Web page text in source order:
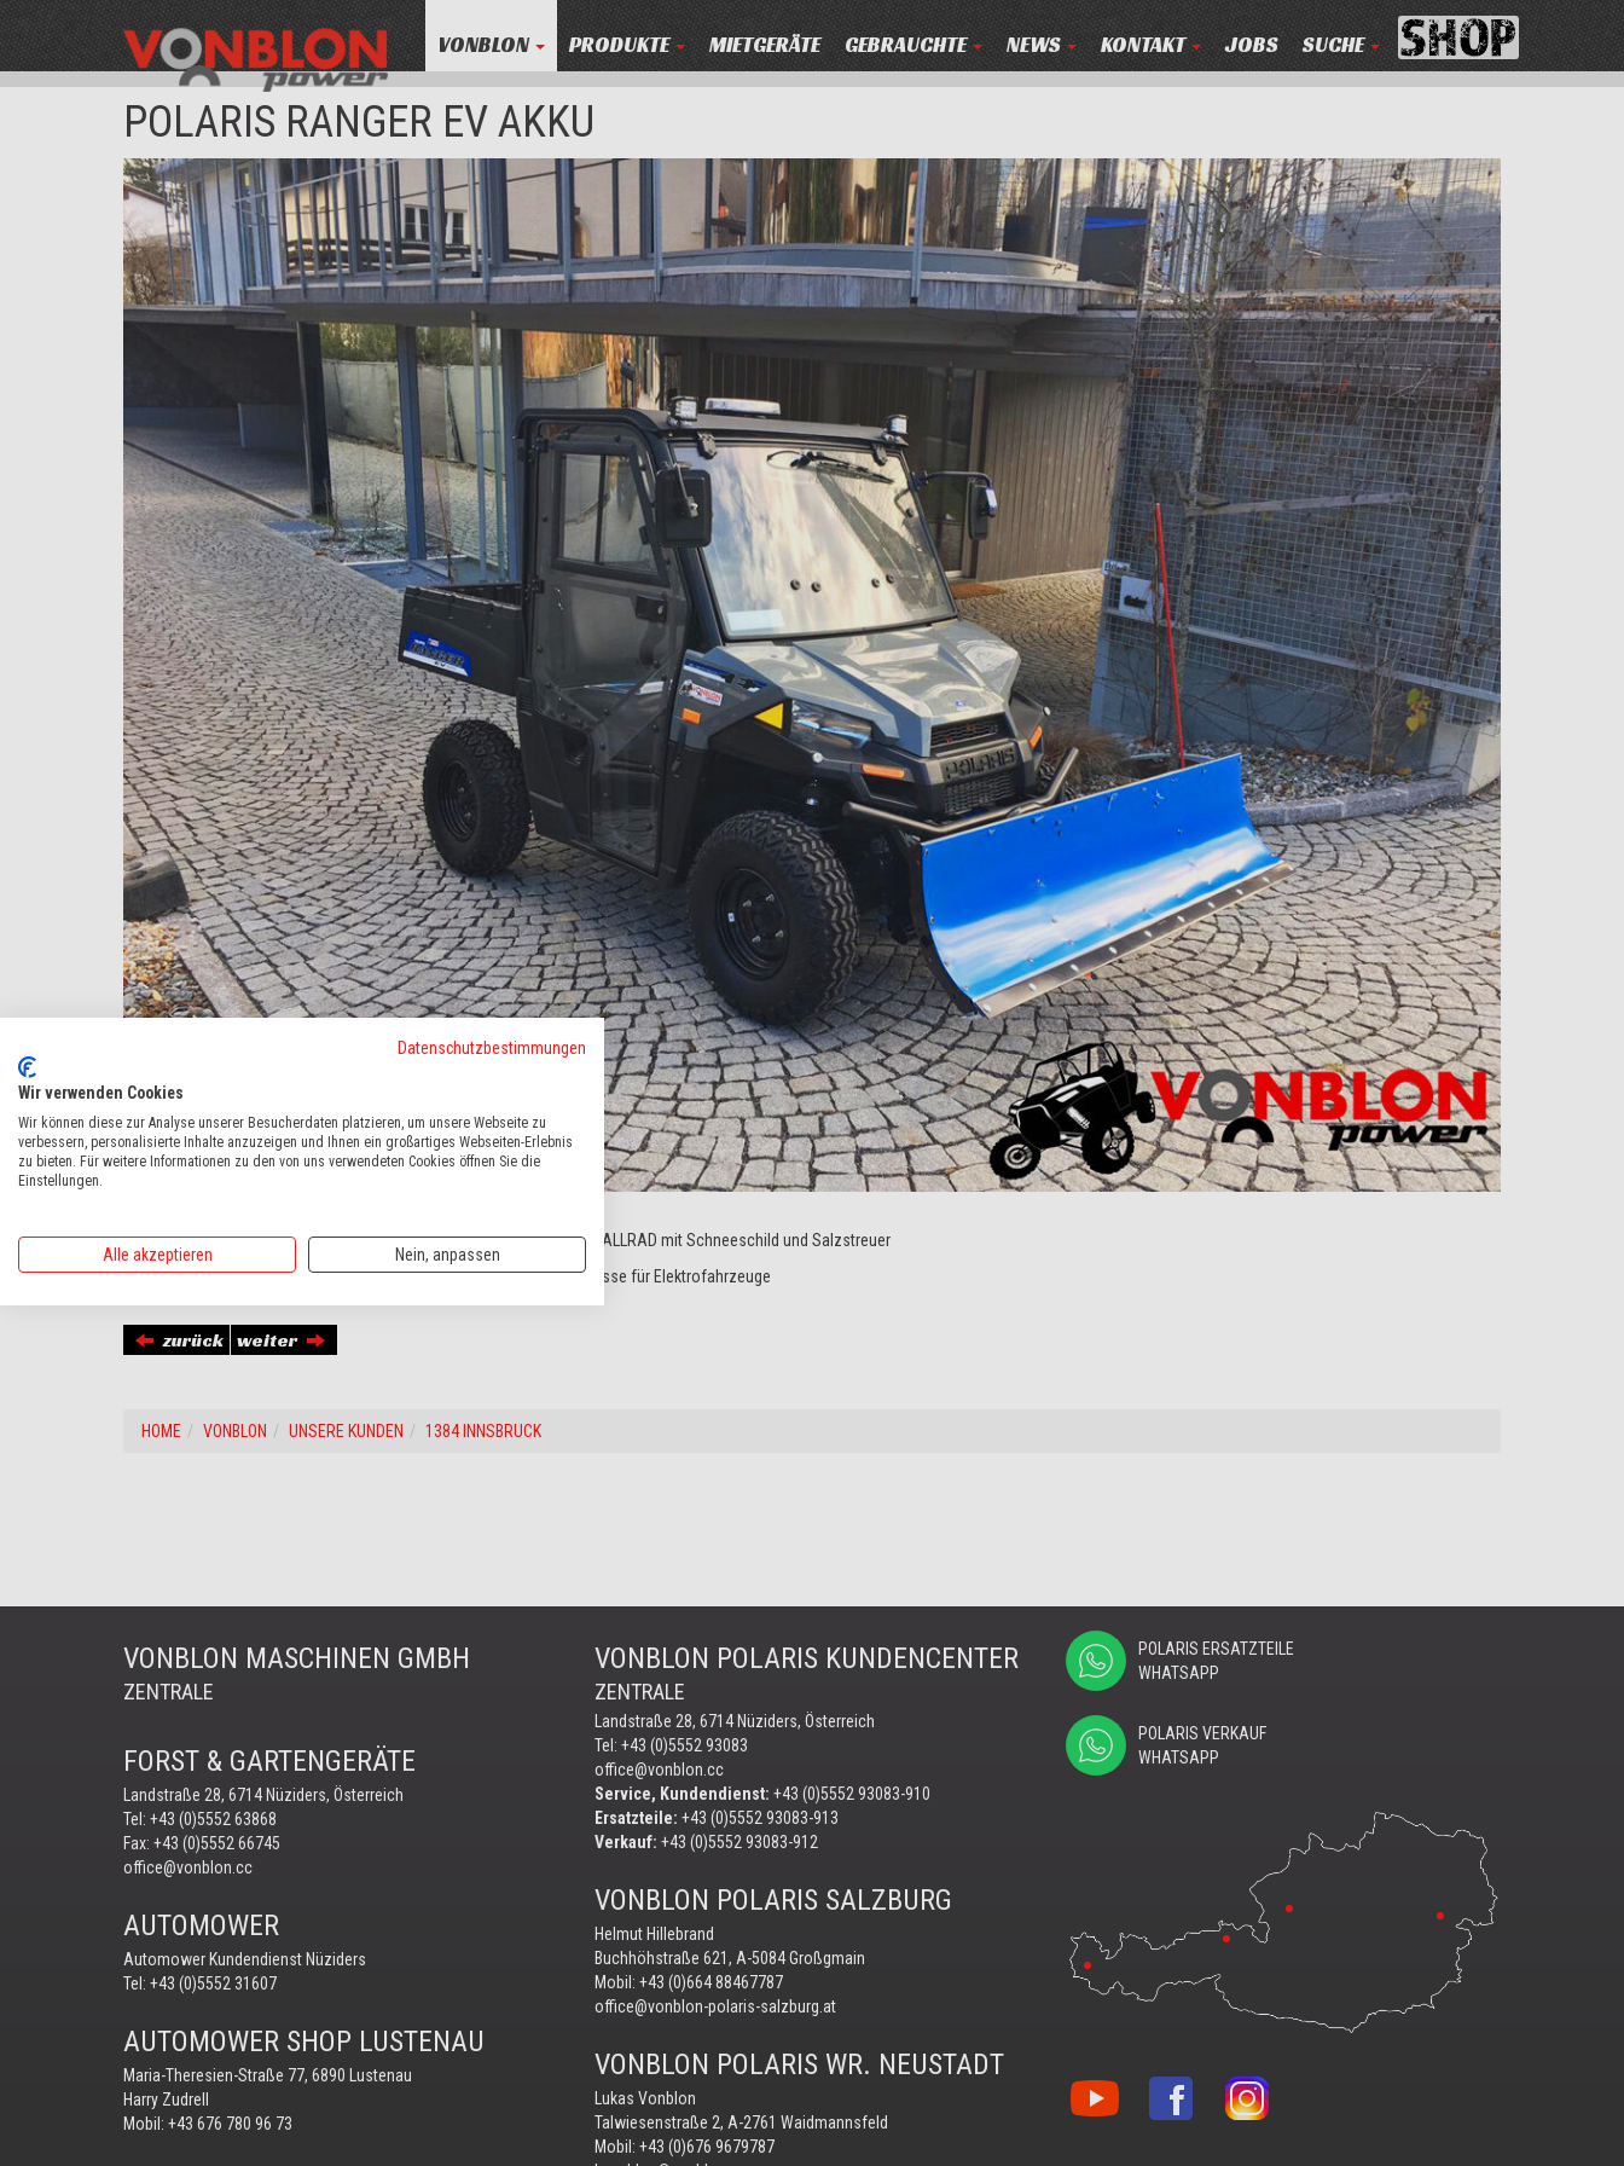
VONBLON PRODUKTE MIETGERÄTE GEBRAUCHTE NEWS KONTAKT JOBS SUCHE
POLARIS RANGER EV AKKU
In Innsbruck erfreut sich ein weiterer Ranger EV Fahrer an einem AKKU ALLRAD mit Schneeschild und Salzstreuer
- holen sie sich die Investitionsförderung von 14% und weitere Zuschüsse für Elektrofahrzeuge
zurück weiter
HOME VONBLON UNSERE KUNDEN 1384 INNSBRUCK
VONBLON MASCHINEN GMBH
ZENTRALE
FORST & GARTENGERÄTE
Landstraße 28, 6714 Nüziders, Österreich
Tel: +43 (0)5552 63868
Fax: +43 (0)5552 66745
office@vonblon.cc
AUTOMOWER
Automower Kundendienst Nüziders
Tel: +43 (0)5552 31607
AUTOMOWER SHOP LUSTENAU
Maria-Theresien-Straße 77, 6890 Lustenau
Harry Zudrell
Mobil: +43 676 780 96 73
VONBLON POLARIS KUNDENCENTER
ZENTRALE
Landstraße 28, 6714 Nüziders, Österreich
Tel: +43 (0)5552 93083
office@vonblon.cc
Service, Kundendienst: +43 (0)5552 93083-910
Ersatzteile: +43 (0)5552 93083-913
Verkauf: +43 (0)5552 93083-912
VONBLON POLARIS SALZBURG
Helmut Hillebrand
Buchhöhstraße 621, A-5084 Großgmain
Mobil: +43 (0)664 88467787
office@vonblon-polaris-salzburg.at
VONBLON POLARIS WR. NEUSTADT
Lukas Vonblon
Talwiesenstraße 2, A-2761 Waidmannsfeld
Mobil: +43 (0)676 9679787
POLARIS ERSATZTEILE
WHATSAPP
POLARIS VERKAUF
WHATSAPP
Vonblon
auf
Vonblon
Vonblon
auf
Datenschutzbestimmungen
Wir verwenden Cookies
Wir können diese zur Analyse unserer Besucherdaten platzieren, um unsere Webseite zu
verbessern, personalisierte Inhalte anzuzeigen und Ihnen ein großartiges Webseiten-Erlebnis
zu bieten. Für weitere Informationen zu den von uns verwendeten Cookies öffnen Sie die
Einstellungen.
Alle akzeptieren Nein, anpassen